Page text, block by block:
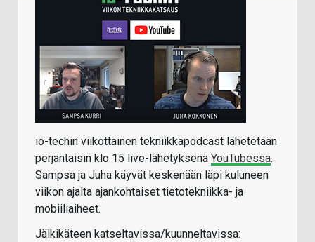
io-techin viikottainen tekniikkapodcast lähetetään
perjantaisin klo 15 live-lähetyksenä YouTubessa.
Sampsa ja Juha käyvät keskenään läpi kuluneen
viikon ajalta ajankohtaiset tietotekniikka- ja
mobiiliaiheet.
Jälkikäteen katseltavissa/kuunneltavissa: